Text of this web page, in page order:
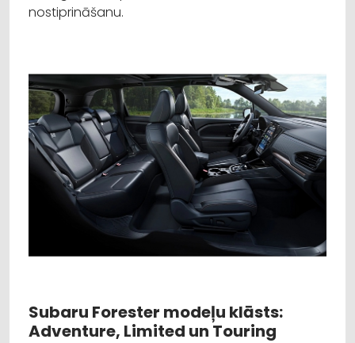
nostiprināšanu.
Subaru Forester modeļu klāsts:
Adventure, Limited un Touring